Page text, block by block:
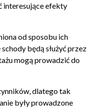
interesujące efekty
od sposobu ich
będą służyć przez
mogą prowadzić do
dlatego tak
były prowadzone